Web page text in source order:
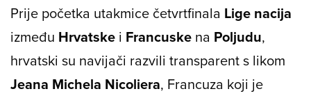
Prije početka utakmice četvrtfinala Lige nacija
između Hrvatske i Francuske na Poljudu,
hrvatski su navijači razvili transparent s likom
Jeana Michela Nicoliera, Francuza koji je